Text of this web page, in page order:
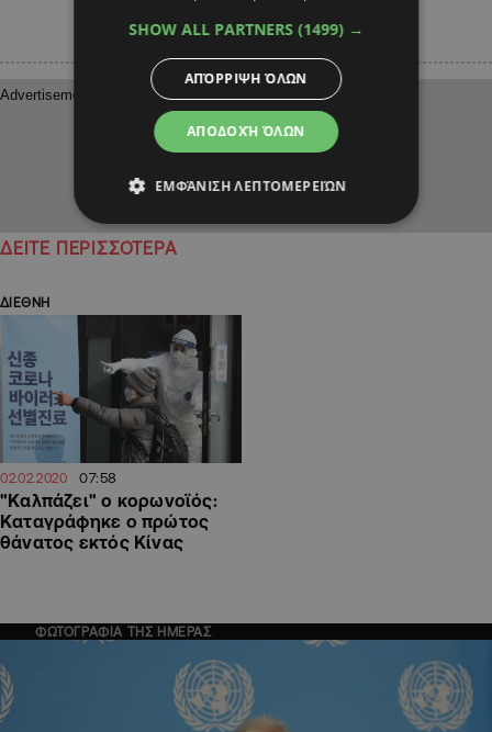
ΔΕΙΤΕ ΠΕΡΙΣΣΟΤΕΡΑ
ΔΙΕΘΝΗ
02.02.2020 07:58
"Καλπάζει" ο κορωνοϊός:
Καταγράφηκε ο πρώτος
θάνατος εκτός Κίνας
ΦΩΤΟΓΡΑΦΙΑ ΤΗΣ ΗΜΕΡΑΣ
SHOW ALL PARTNERS (1499) →
ΑΠΟΔΟΧΉ ΌΛΩΝ
ΑΠΌΡΡΙΨΗ ΌΛΩΝ
ΕΜΦΆΝΙΣΗ ΛΕΠΤΟΜΕΡΕΙΏΝ